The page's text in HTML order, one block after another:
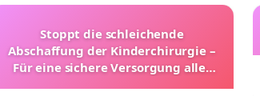
Stoppt die schleichende
Abschaffung der Kinderchirurgie –
Für eine sichere Versorgung aller